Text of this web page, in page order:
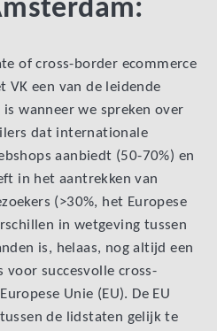
of cross-border ecommerce
VK een van de leidende
wanneer we spreken over
dat internationale
aanbiedt (50-70%) en
in het aantrekken van
(>30%, het Europese
in wetgeving tussen
is, helaas, nog altijd een
succesvolle cross-
Unie (EU). De EU
de lidstaten gelijk te